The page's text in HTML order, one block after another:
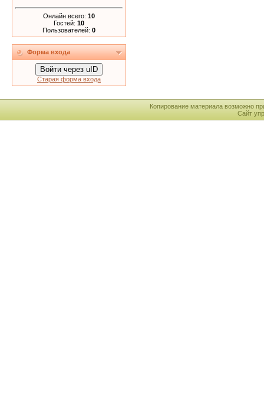
Онлайн всего: 10
Гостей: 10
Пользователей: 0
Форма входа
Войти через uID
Старая форма входа
Копирование материала возможно
Сайт